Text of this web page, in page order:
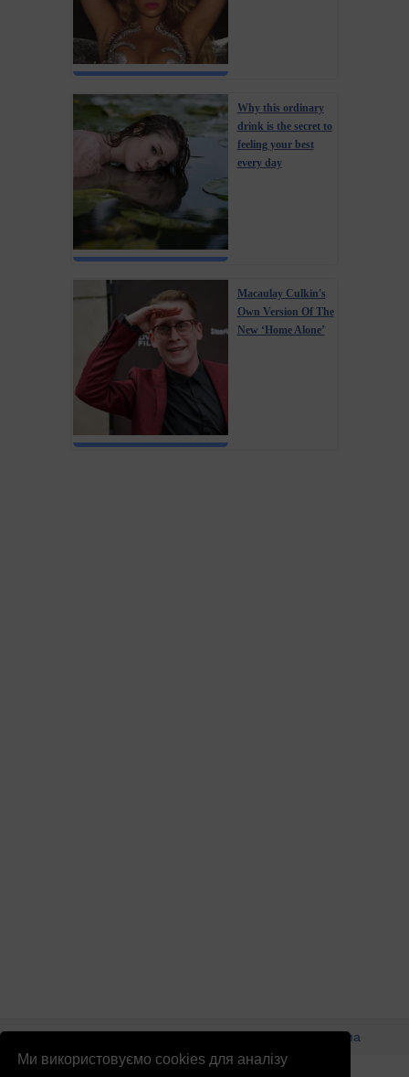
Ми використовуємо cookies для аналізу
Why this ordinary
drink is the secret to
feeling your best
every day
Macaulay Culkin's
Own Version Of The
New ‘Home Alone’
© Патріоти України 2026 Правова інформація
Реклама
info@patrioty.org.ua